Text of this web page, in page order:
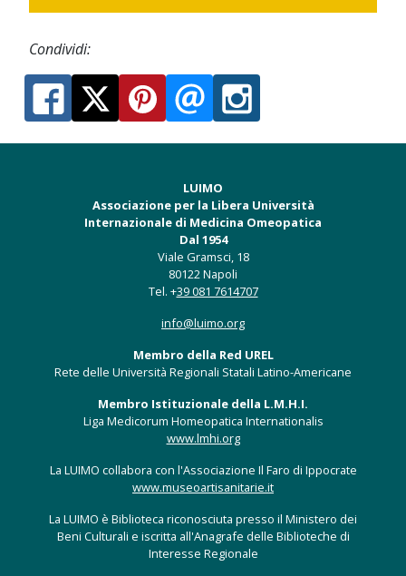
Condividi:
LUIMO
Associazione per la Libera Università
Internazionale di Medicina Omeopatica
Dal 1954
Viale Gramsci, 18
80122 Napoli
Tel. +39 081 7614707
info@luimo.org
Membro della Red UREL
Rete delle Università Regionali Statali Latino-Americane
Membro Istituzionale della L.M.H.I.
Liga Medicorum Homeopatica Internationalis
www.lmhi.org
La LUIMO collabora con l'Associazione Il Faro di Ippocrate
www.museoartisanitarie.it
La LUIMO è Biblioteca riconosciuta presso il Ministero dei
Beni Culturali e iscritta all'Anagrafe delle Biblioteche di
Interesse Regionale